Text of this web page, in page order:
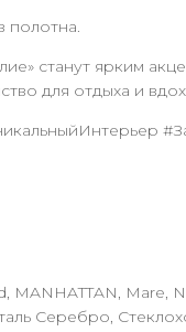
полотна.
станут ярким
для отдыха и
Mare,
Серебро,